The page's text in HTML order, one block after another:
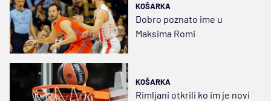
KOŠARKA
Dobro poznato ime u
Maksima Romi
KOŠARKA
Rimljani otkrili ko im je novi